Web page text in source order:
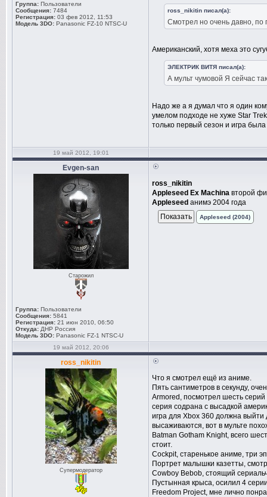
Группа: Пользователи
Сообщения: 7484
Регистрация: 03 фев 2012, 11:53
Модель 3DO: Panasonic FZ-10 NTSC-U
ross_nikitin писал(а):
Смотрел но очень давно, по
Американский, хотя меха это
ЭЛЕКТРИК ВИТЯ писал(а):
А мульт чумовой Я сейчас
Надо же а я думал что я один
умелом подходе не хуже Star
только первый сезон и игра
19 май 2012, 19:01
Evgen-san
Старожил
Группа: Пользователи
Сообщения: 5841
Регистрация: 21 июн 2010, 06:50
Откуда: ДНР Россия
Модель 3DO: Panasonic FZ-1 NTSC-U
ross_nikitin
Appleseed Ex Machina второй
Appleseed анимэ 2004 года
Appleseed (2004)
19 май 2012, 20:06
ross_nikitin
Супермодератор
Что я смотрел ещё из аниме.
Пять сантиметров в секунду,
Armored, посмотрел шесть
серия содрана с высадкой
игра для Xbox 360 должна выйти
высаживаются, вот в мульте
Batman Gotham Knight, всего
стоит.
Cockpit, старенькое аниме, три
Портрет малышки казетты,
Cowboy Bebob, стоящий
Пустынная крыса, осилил 4
Freedom Project, мне лично